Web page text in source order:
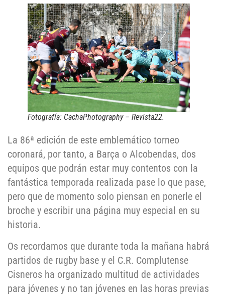
Fotografía: CachaPhotography – Revista22.
La 86ª edición de este emblemático torneo
coronará, por tanto, a Barça o Alcobendas, dos
equipos que podrán estar muy contentos con la
fantástica temporada realizada pase lo que pase,
pero que de momento solo piensan en ponerle el
broche y escribir una página muy especial en su
historia.
Os recordamos que durante toda la mañana habrá
partidos de rugby base y el C.R. Complutense
Cisneros ha organizado multitud de actividades
para jóvenes y no tan jóvenes en las horas previas